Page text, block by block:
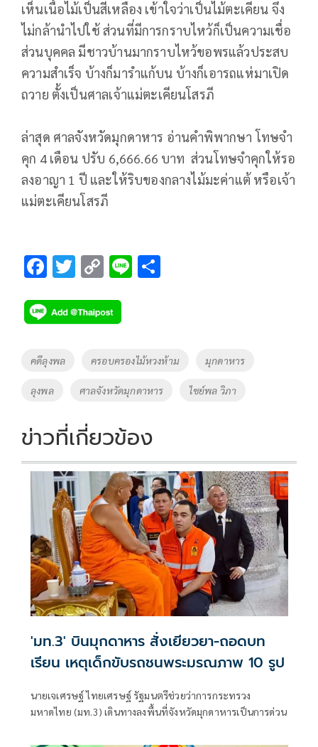
เห็นเนื้อไม้เป็นสีเหลือง เข้าใจว่าเป็นไม้ตะเคียน จึง
ไม่กล้านำไปใช้ ส่วนที่มีการกราบไหว้ก็เป็นความเชื่อ
ส่วนบุคคล มีชาวบ้านมากราบไหว้ขอพรแล้วประสบ
ความสำเร็จ บ้างก็มารำแก้บน บ้างก็เอารถแห่มาเปิด
ถวาย ตั้งเป็นศาลเจ้าแม่ตะเคียนโสรภี
ล่าสุด ศาลจังหวัดมุกดาหาร อ่านคำพิพากษา โทษจำ
คุก 4 เดือน ปรับ 6,666.66 บาท ส่วนโทษจำคุกให้รอ
ลงอาญา 1 ปี และให้ริบของกลางไม้มะค่าแต้ หรือเจ้า
แม่ตะเคียนโสรภี
F
e
b
o
k
T
tt
er
C
p
y
Li
n
k
Li
Tags
คดีลุงพล ครอบครองไม้หวงห้าม มุกดาหาร
ลุงพล ศาลจังหวัดมุกดาหาร ไชย์พล วิภา
ข่าวที่เกี่ยวข้อง
'มท.3' บินมุกดาหาร สั่งเยียวยา-ถอดบท
เรียน เหตุเด็กขับรถชนพระมรณภาพ 10 รูป
นายเจเศรษฐ์ ไทยเศรษฐ์ รัฐมนตรีช่วยว่าการกระทรวง
มหาดไทย (มท.3) เดินทางลงพื้นที่จังหวัดมุกดาหารเป็นการด่วน